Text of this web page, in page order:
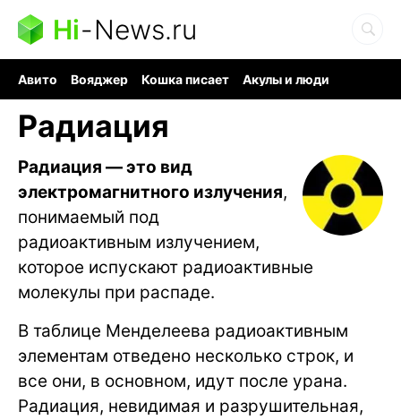
Hi-News.ru
Авито Вояджер Кошка писает
Акулы и люди
Радиация
Радиация — это вид
электромагнитного излучения,
понимаемый под
радиоактивным излучением,
которое испускают радиоактивные
молекулы при распаде.
В таблице Менделеева радиоактивным
элементам отведено несколько строк, и
все они, в основном, идут после урана.
Радиация, невидимая и разрушительная,